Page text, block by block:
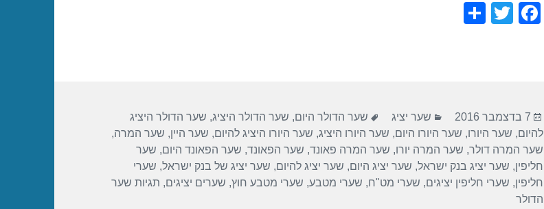
F
o
o
k
T
פורסם
בתאריך
7 בדצמבר 2016 קטגוריות
שער יציג תגיות
שער הדולר היום, שער הדולר היציג, שער הדולר היציג
להיום, שער היורו, שער היורו היום, שער היורו היציג, שער היורו היציג להיום, שער היין, שער המרה,
שער המרה דולר, שער המרה יורו, שער המרה פאונד, שער הפאונד, שער הפאונד היום, שער
חליפין, שער יציג בנק ישראל, שער יציג היום, שער יציג להיום, שער יציג של בנק ישראל, שערי
חליפין, שערי חליפין יציגים, שערי מט"ח, שערי מטבע, שערי מטבע חוץ, שערים יציגים, תגיות שער
הדולר